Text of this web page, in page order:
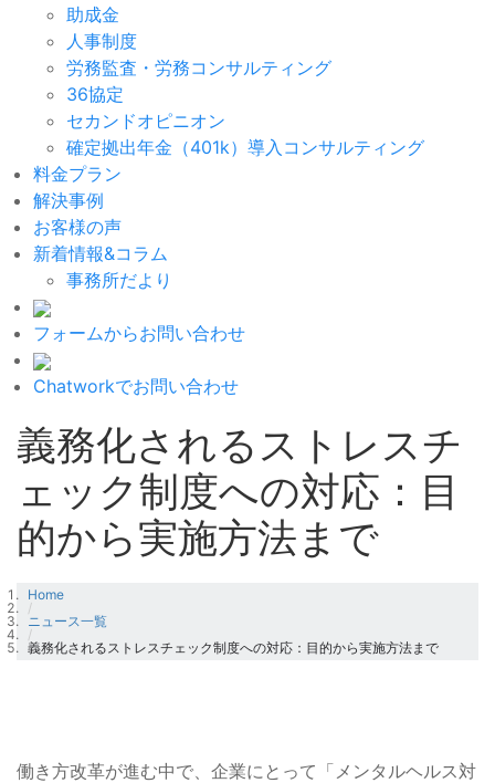
助成金
人事制度
労務監査・労務コンサルティング
36協定
セカンドオピニオン
確定拠出年金（401k）導入コンサルティング
料金プラン
解決事例
お客様の声
新着情報&コラム
事務所だより
フォームからお問い合わせ
Chatworkでお問い合わせ
義務化されるストレスチ
ェック制度への対応：目
的から実施方法まで
Home
/
ニュース一覧
/
義務化されるストレスチェック制度への対応：目的から実施方法まで
働き方改革が進む中で、企業にとって「メンタルヘルス対